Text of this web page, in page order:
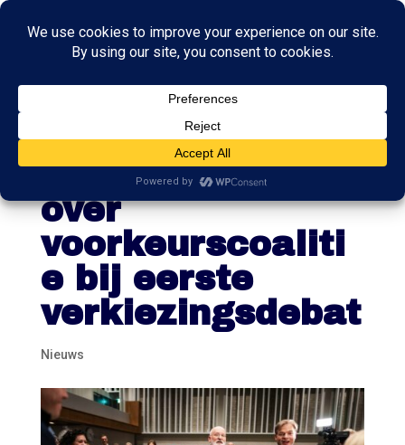
Omtzigt
terughoudend
over
voorkeurscoaliti
e bij eerste
verkiezingsdebat
Nieuws